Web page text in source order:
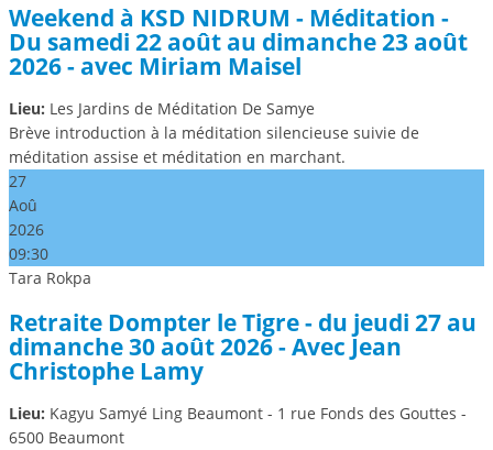
Weekend à KSD NIDRUM - Méditation -
Du samedi 22 août au dimanche 23 août
2026 - avec Miriam Maisel
Lieu: Les Jardins de Méditation De Samye
Brève introduction à la méditation silencieuse suivie de
méditation assise et méditation en marchant.
27
Aoû
2026
09:30
Tara Rokpa
Retraite Dompter le Tigre - du jeudi 27 au
dimanche 30 août 2026 - Avec Jean
Christophe Lamy
Lieu: Kagyu Samyé Ling Beaumont - 1 rue Fonds des Gouttes -
6500 Beaumont